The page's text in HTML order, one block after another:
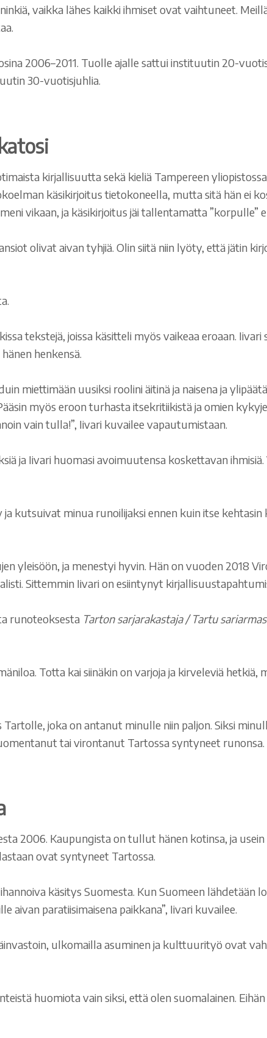
vaikka lähes kaikki ihmiset ovat vaihtuneet.
2006–2011. Tuolle ajalle sattui instituutin 20-
30-vuotisjuhlia.
kirjallisuutta sekä kieliä Tampereen
käsikirjoitus tietokoneella, mutta sitä hän ei
vikaan, ja käsikirjoitus jäi tallentamatta ”korpulle”
olivat aivan tyhjiä. Olin siitä niin lyöty, että jätin
tekstejä, joissa käsitteli myös vaikeaa eroaan.
henkensä.
miettimään uusiksi roolini äitinä ja naisena ja
myös eroon turhasta itsekritiikistä ja omien
vain tulla!”, Iivari kuvailee vapautumistaan.
ja Iivari huomasi avoimuutensa koskettavan
kutsuivat minua runoilijaksi ennen kuin itse kehtasin
yleisöön, ja menestyi hyvin. Hän on vuoden 2018
Sittemmin Iivari on esiintynyt
runoteoksesta Tarton sarjarakastaja / Tartu
Totta kai siinäkin on varjoja ja kirveleviä hetkiä,
joka on antanut minulle niin paljon. Siksi
tai virontanut Tartossa syntyneet runonsa.
2006. Kaupungista on tullut hänen kotinsa, ja
ovat syntyneet Tartossa.
käsitys Suomesta. Kun Suomeen lähdetään
paratiisimaisena paikkana”, Iivari kuvailee.
ulkomailla asuminen ja kulttuurityö ovat
huomiota vain siksi, että olen suomalainen.